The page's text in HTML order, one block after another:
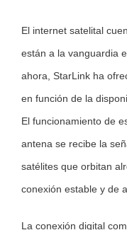
El internet satelital
están a la vanguardia
ahora, StarLink ha
en función de la
El funcionamiento de
antena se recibe la
satélites que orbitan
conexión estable y de
La conexión digital